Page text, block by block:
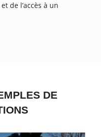
de l’accès à un
DE